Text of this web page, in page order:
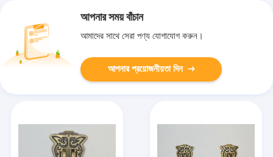
আপনার সময় বাঁচান
আমাদের সাথে সেরা পণ্য যোগাযোগ করুন।
আপনার প্রয়োজনীয়তা দিন